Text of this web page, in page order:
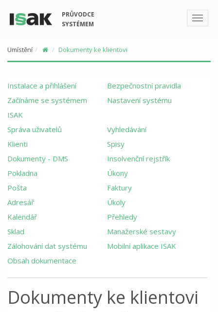
PRŮVODCE
SYSTÉMEM
Umístění Dokumenty ke klientovi
Instalace a přihlášení
Bezpečnostní pravidla
Začínáme se systémem
ISAK
Nastavení systému
Správa uživatelů
Vyhledávání
Klienti
Spisy
Dokumenty - DMS
Insolvenční rejstřík
Pokladna
Úkony
Pošta
Faktury
Adresář
Úkoly
Kalendář
Přehledy
Sklad
Manažerské sestavy
Zálohování dat systému
Mobilní aplikace ISAK
Obsah dokumentace
Dokumenty ke klientovi